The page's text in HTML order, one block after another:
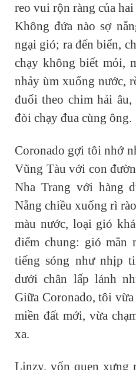
reo vui rộn ràng của
Không đứa nào sợ
ngại gió; ra đến biển,
chạy không biết mỏi,
nhảy ùm xuống nước,
đuổi theo chim hải
đòi chạy đua cùng ông.
Coronado gợi tôi nhớ
Vũng Tàu với con
Nha Trang với hàng
Nẵng chiều xuống rì
màu nước, loại gió
điểm chung: gió mằn
tiếng sóng như nhịp
dưới chân lấp lánh
Giữa Coronado, tôi
miền đất mới, vừa
xa.
Linzy, vốn quen xưng